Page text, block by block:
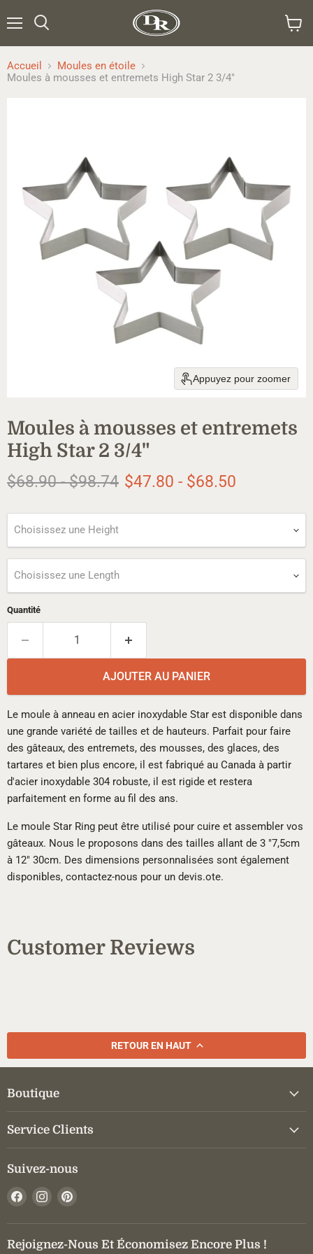
le
Accueil
Moules en étoile
Moules à mousses et entremets High Star 2 3/4"
Appuyez pour zoomer
Moules à mousses et entremets
High Star 2 3/4"
Prix d'origine
$68.90-Prix d'origine
$98.74 $47.80 - $68.50
Choisissez une Height
Choisissez une Length
Quantité
AJOUTER AU PANIER
Le moule à anneau en acier inoxydable Star est disponible dans
une grande variété de tailles et de hauteurs. Parfait pour faire
des gâteaux, des entremets, des mousses, des glaces, des
tartares et bien plus encore, il est fabriqué au Canada à partir
d'acier inoxydable 304 robuste, il est rigide et restera
parfaitement en forme au fil des ans.
Le moule Star Ring peut être utilisé pour cuire et assembler vos
gâteaux. Nous le proposons dans des tailles allant de 3 "7,5cm
à 12" 30cm. Des dimensions personnalisées sont également
disponibles, contactez-nous pour un devis.ote.
Customer Reviews
RETOUR EN HAUT
Boutique
Service Clients
Suivez-nous
Trouvez-
sur
Facebook
Trouvez-
sur
Instagram
sur
Pinterest
Rejoignez-Nous Et Économisez Encore Plus !